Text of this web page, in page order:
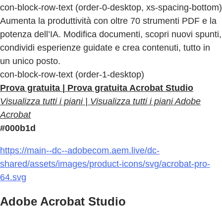
con-block-row-text (order-0-desktop, xs-spacing-bottom)
Aumenta la produttività con oltre 70 strumenti PDF e la
potenza dell’IA. Modifica documenti, scopri nuovi spunti,
condividi esperienze guidate e crea contenuti, tutto in
un unico posto.
con-block-row-text (order-1-desktop)
Prova gratuita | Prova gratuita Acrobat Studio
Visualizza tutti i piani | Visualizza tutti i piani Adobe
Acrobat
#000b1d
https://main--dc--adobecom.aem.live/dc-
shared/assets/images/product-icons/svg/acrobat-pro-
64.svg
Adobe Acrobat Studio